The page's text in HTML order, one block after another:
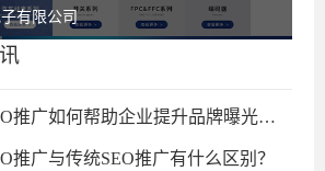
有限公司
广如何帮助企业提升品牌曝光度？
推广与传统SEO推广有什么区别？